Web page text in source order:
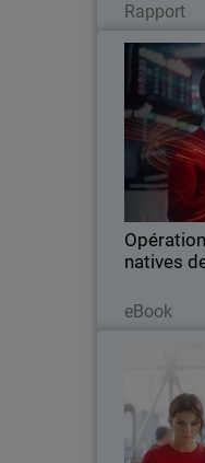
Rapport
Thumbnail
natives
eBook
L'IA
vitesse
limites
Cet
sécurité
Découvrez